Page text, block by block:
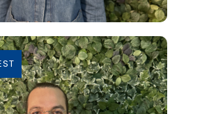
touchant des...